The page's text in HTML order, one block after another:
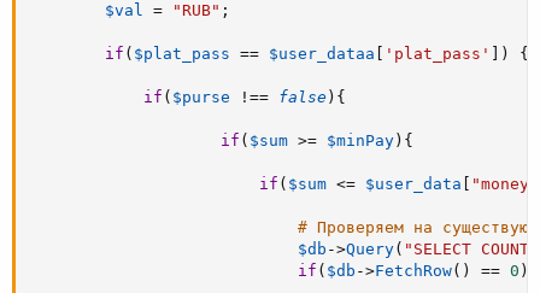
$val = "RUB" ;
if ( $plat_pass == $user_dataa 'plat_pass' ) {
if ( $purse !== false ) {
if ( $sum >= $minPay ) {
if ( $sum <= $user_data
# Проверяем на
$db ->Query( "SELECT
if ( $db ->FetchRow( ) == 0 )